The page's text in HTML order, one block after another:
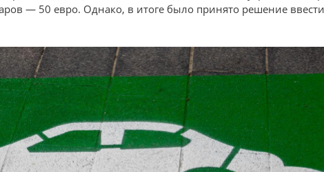
— 50 евро. Однако, в итоге было принято решение